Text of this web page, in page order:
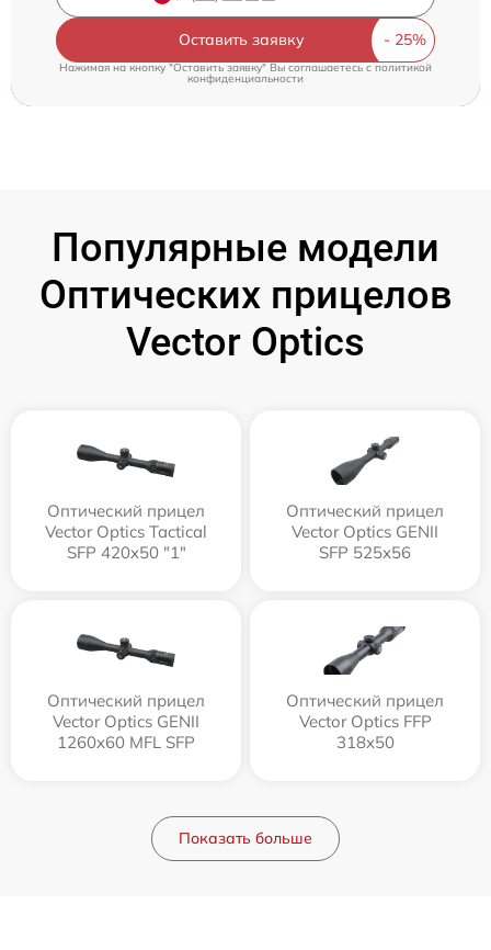
Оставить заявку
Нажимая на кнопку "Оставить заявку" Вы соглашаетесь cполитикой
конфиденциальности
Популярные модели
Оптических прицелов
Vector Optics
Оптический прицел
Vector Optics Tactical
SFP 420x50 "1"
Оптический прицел
Vector Optics GENII
SFP 525x56
Оптический прицел
Vector Optics GENII
1260x60 MFL SFP
Оптический прицел
Vector Optics FFP
318x50
Показать больше